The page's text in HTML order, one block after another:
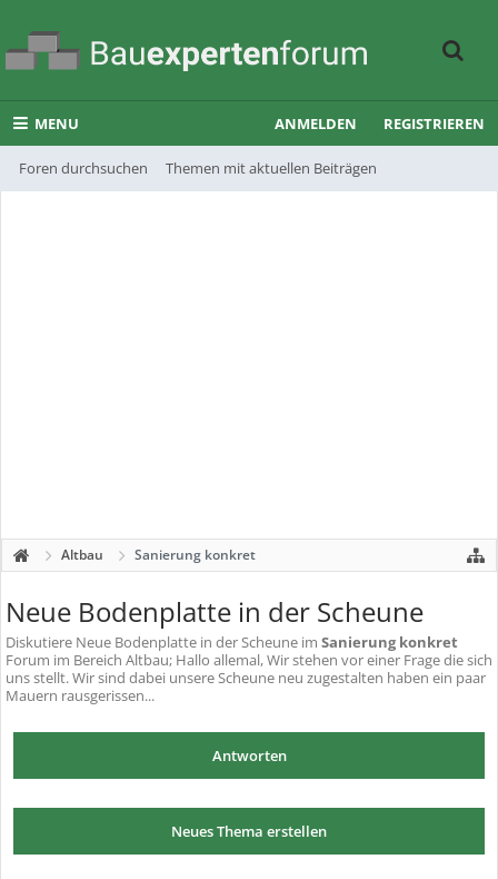
MENU
Foren durchsuchen Themen mit aktuellen Beiträgen
ANMELDEN REGISTRIEREN
Altbau Sanierung konkret
Neue Bodenplatte in der Scheune
Diskutiere Neue Bodenplatte in der Scheune im Sanierung konkret
Forum im Bereich Altbau; Hallo allemal, Wir stehen vor einer Frage die sich
uns stellt. Wir sind dabei unsere Scheune neu zugestalten haben ein paar
Mauern rausgerissen...
Antworten
Neues Thema erstellen